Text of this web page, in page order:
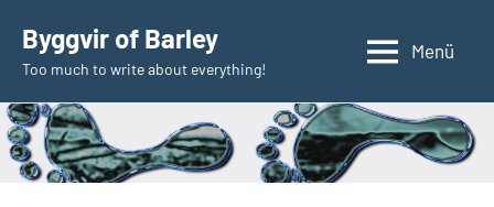
Inhalt
springen
Byggvir of Barley
Too much to write about everything!
Menü